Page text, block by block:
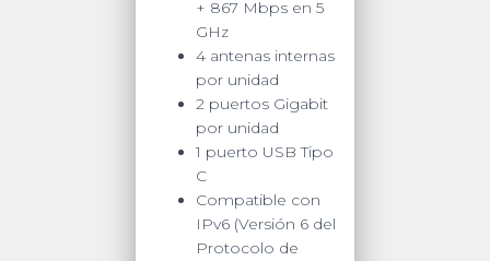
+ 867 Mbps en 5
GHz
4 antenas internas
por unidad
2 puertos Gigabit
por unidad
1 puerto USB Tipo
C
Compatible con
IPv6 (Versión 6 del
Protocolo de